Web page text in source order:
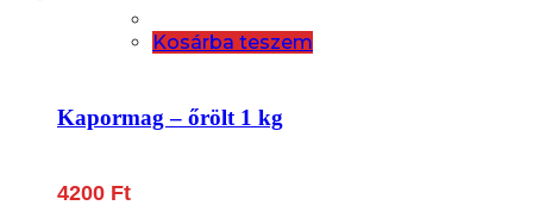
Kosárba teszem
Kapormag – őrölt 1 kg
4200 Ft